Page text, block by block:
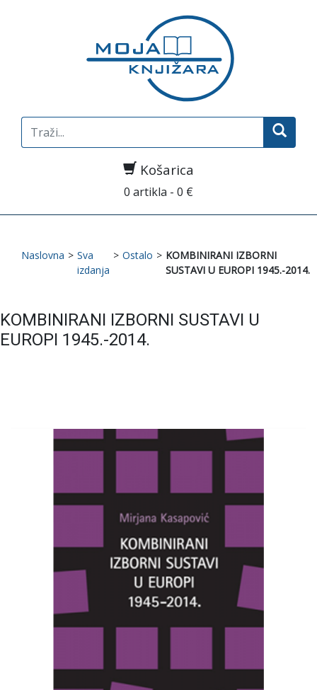
Search
for:
Košarica
0 artikla - 0 €
Naslovna > Sva
izdanja
> Ostalo > KOMBINIRANI IZBORNI
SUSTAVI U EUROPI 1945.-2014.
KOMBINIRANI IZBORNI SUSTAVI U
EUROPI 1945.-2014.